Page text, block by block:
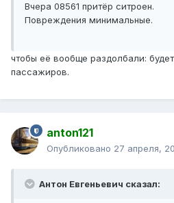
Вчера 08561 притёр ситроен.
Повреждения минимальные.
чтобы её вообще раздолбали:
пассажиров.
anton121
Опубликовано 27 апреля,
Антон Евгеньевич сказал: